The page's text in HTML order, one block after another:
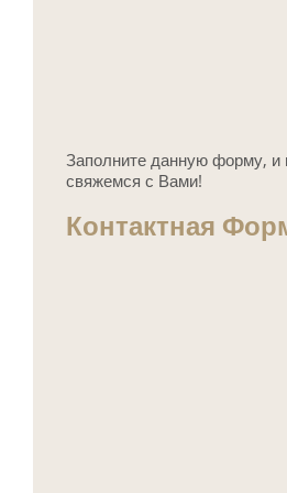
Заполните данную форму, и
свяжемся с Вами!
Контактная